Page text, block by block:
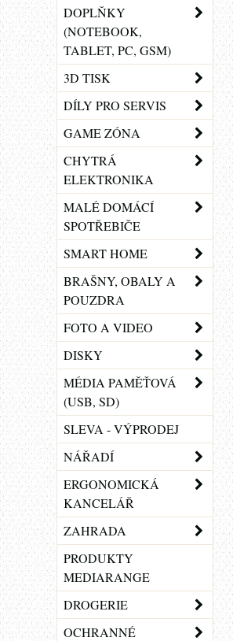
DOPLŇKY
(NOTEBOOK,
TABLET, PC, GSM)
3D TISK
DÍLY PRO SERVIS
GAME ZÓNA
CHYTRÁ
ELEKTRONIKA
MALÉ DOMÁCÍ
SPOTŘEBIČE
SMART HOME
BRAŠNY, OBALY A
POUZDRA
FOTO A VIDEO
DISKY
MÉDIA PAMĚŤOVÁ
(USB, SD)
SLEVA - VÝPRODEJ
NÁŘADÍ
ERGONOMICKÁ
KANCELÁŘ
ZAHRADA
PRODUKTY
MEDIARANGE
DROGERIE
OCHRANNÉ